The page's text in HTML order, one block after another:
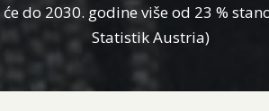
do 2030. godine više od 23 %
Statistik Austria)